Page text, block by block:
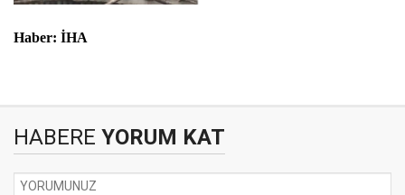
Haber: İHA
HABERE YORUM KAT